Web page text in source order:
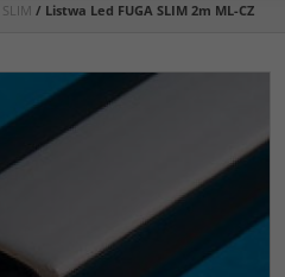
/ Listwa Led FUGA SLIM 2m ML-CZ